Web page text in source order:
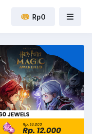
Rp0